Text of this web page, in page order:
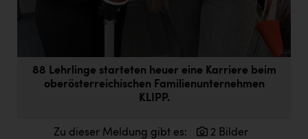
INTERSPORT Austria
88 Lehrlinge starteten heuer eine Karriere beim
oberösterreichischen Familienunternehmen
KLIPP.
Zu dieser Meldung gibt es:
2 Bilder